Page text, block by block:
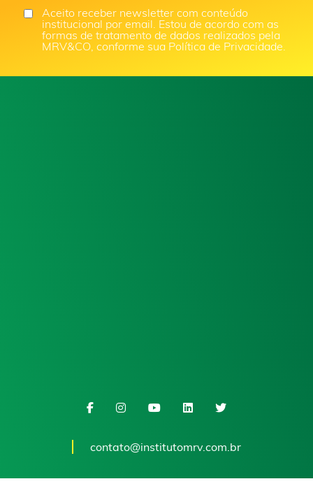
Aceito receber newsletter com conteúdo
institucional por email. Estou de acordo com as
formas de tratamento de dados realizados pela
MRV&CO, conforme sua Política de Privacidade.
contato@institutomrv.com.br